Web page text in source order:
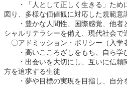
・「人として正しく生きる」ため
図り、多様な価値観に対応した規範意
・豊かな人間性、国際感覚、他者
シャルリテラシーを備え、現代社会で
〇アドミッション・ポリシー（入学
・高いこころざしをもち、自ら学
・出会いを大切にし、互いに信頼
方を追求する生徒
・夢や目標の実現を目指し、自分